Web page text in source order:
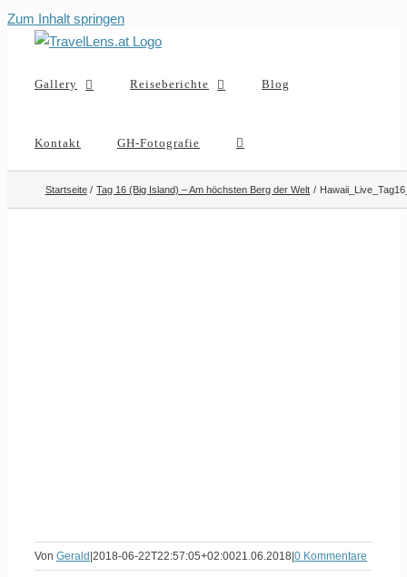
Zum Inhalt springen
Gallery Reiseberichte Blog
Kontakt GH-Fotografie
Startseite Tag 16 (Big Island) – Am höchsten Berg der Welt
Von Gerald 2018-06-22T22:57:05+02:0021.06.2018 0 Kommentare